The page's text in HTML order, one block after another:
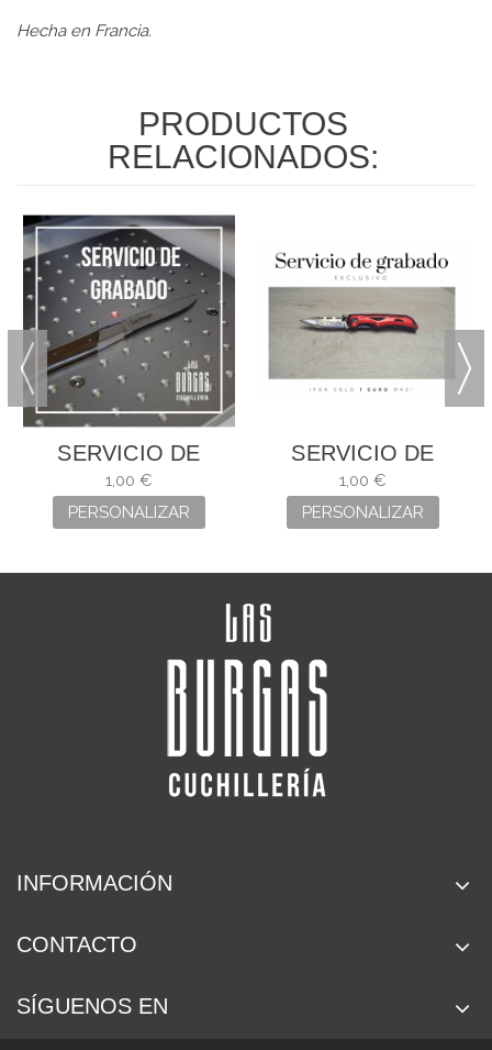
Hecha en Francia.
PRODUCTOS
RELACIONADOS:
SERVICIO DE
GRABADO
1,00 €
PERSONALIZAR
SERVICIO DE
GRABADO
1,00 €
PERSONALIZAR
INFORMACIÓN
CONTACTO
SÍGUENOS EN